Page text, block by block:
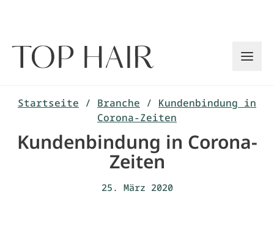
Startseite / Branche / Kundenbindung in
Corona-Zeiten
Kundenbindung in Corona-
Zeiten
25. März 2020